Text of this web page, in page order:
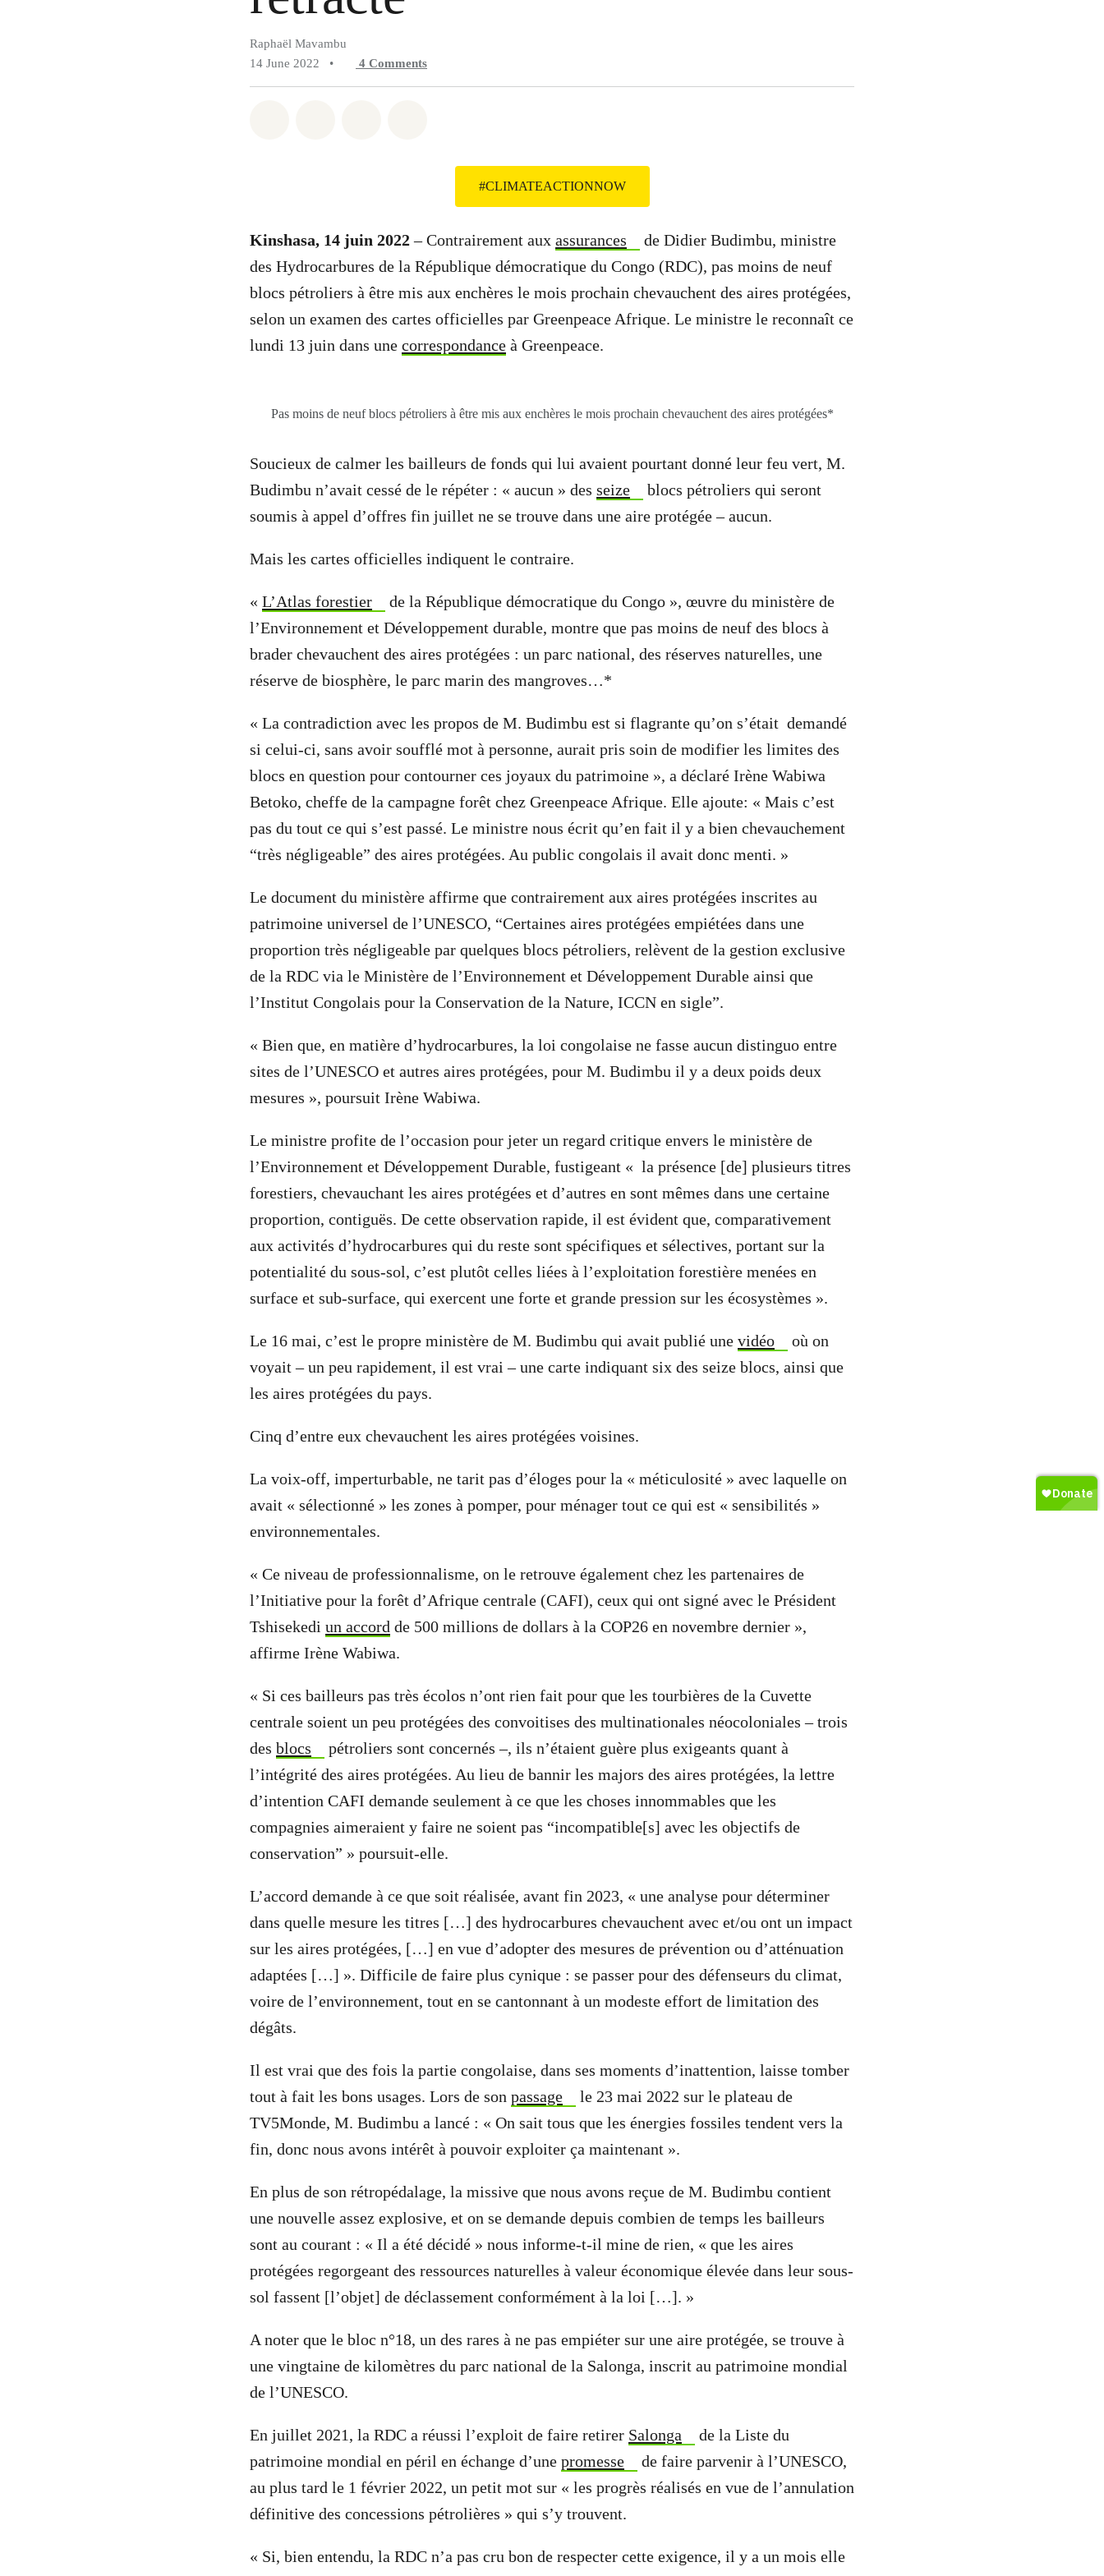
Raphaël Mavambu
14 June 2022
• 4 Comments
#CLIMATEACTIONNOW
Kinshasa, 14 juin 2022– Contrairement aux assurances
de Didier Budimbu, ministre
des Hydrocarbures de la République démocratique du Congo (RDC), pas moins de neuf
blocs pétroliers à être mis aux enchères le mois prochain chevauchent des aires protégées,
selon un examen des cartes officielles par Greenpeace Afrique. Le ministre le reconnaît ce
lundi 13 juin dans une correspondance à Greenpeace.
Pas moins de neuf blocs pétroliers à être mis aux enchères le mois prochain chevauchent des aires protégées*
Soucieux de calmer les bailleurs de fonds qui lui avaient pourtant donné leur feu vert, M.
Budimbu n’avait cessé de le répéter : « aucun » des seize
blocs pétroliers qui seront
soumis à appel d’offres fin juillet ne se trouve dans une aire protégée – aucun.
Mais les cartes officielles indiquent le contraire.
« L’Atlas forestier
de la République démocratique du Congo », œuvre du ministère de
l’Environnement et Développement durable, montre que pas moins de neuf des blocs à
brader chevauchent des aires protégées : un parc national, des réserves naturelles, une
réserve de biosphère, le parc marin des mangroves…*
« La contradiction avec les propos de M. Budimbu est si flagrante qu’on s’était demandé
si celui-ci, sans avoir soufflé mot à personne, aurait pris soin de modifier les limites des
blocs en question pour contourner ces joyaux du patrimoine », a déclaré Irène Wabiwa
Betoko, cheffe de la campagne forêt chez Greenpeace Afrique. Elle ajoute: « Mais c’est
pas du tout ce qui s’est passé. Le ministre nous écrit qu’en fait il y a bien chevauchement
“très négligeable” des aires protégées. Au public congolais il avait donc menti. »
Le document du ministère affirme que contrairement aux aires protégées inscrites au
patrimoine universel de l’UNESCO, “Certaines aires protégées empiétées dans une
proportion très négligeable par quelques blocs pétroliers, relèvent de la gestion exclusive
de la RDC via le Ministère de l’Environnement et Développement Durable ainsi que
l’Institut Congolais pour la Conservation de la Nature, ICCN en sigle”.
« Bien que, en matière d’hydrocarbures, la loi congolaise ne fasse aucun distinguo entre
sites de l’UNESCO et autres aires protégées, pour M. Budimbu il y a deux poids deux
mesures », poursuit Irène Wabiwa.
Le ministre profite de l’occasion pour jeter un regard critique envers le ministère de
l’Environnement et Développement Durable, fustigeant « la présence [de] plusieurs titres
forestiers, chevauchant les aires protégées et d’autres en sont mêmes dans une certaine
proportion, contiguës. De cette observation rapide, il est évident que, comparativement
aux activités d’hydrocarbures qui du reste sont spécifiques et sélectives, portant sur la
potentialité du sous-sol, c’est plutôt celles liées à l’exploitation forestière menées en
surface et sub-surface, qui exercent une forte et grande pression sur les écosystèmes ».
Le 16 mai, c’est le propre ministère de M. Budimbu qui avait publié une vidéo
où on
voyait – un peu rapidement, il est vrai – une carte indiquant six des seize blocs, ainsi que
les aires protégées du pays.
Cinq d’entre eux chevauchent les aires protégées voisines.
La voix-off, imperturbable, ne tarit pas d’éloges pour la « méticulosité » avec laquelle on
avait « sélectionné » les zones à pomper, pour ménager tout ce qui est « sensibilités »
environnementales.
« Ce niveau de professionnalisme, on le retrouve également chez les partenaires de
l’Initiative pour la forêt d’Afrique centrale (CAFI), ceux qui ont signé avec le Président
Tshisekedi un accord de 500 millions de dollars à la COP26 en novembre dernier »,
affirme Irène Wabiwa.
« Si ces bailleurs pas très écolos n’ont rien fait pour que les tourbières de la Cuvette
centrale soient un peu protégées des convoitises des multinationales néocoloniales – trois
des blocs
pétroliers sont concernés –, ils n’étaient guère plus exigeants quant à
l’intégrité des aires protégées. Au lieu de bannir les majors des aires protégées, la lettre
d’intention CAFI demande seulement à ce que les choses innommables que les
compagnies aimeraient y faire ne soient pas “incompatible[s] avec les objectifs de
conservation” » poursuit-elle.
L’accord demande à ce que soit réalisée, avant fin 2023, « une analyse pour déterminer
dans quelle mesure les titres […] des hydrocarbures chevauchent avec et/ou ont un impact
sur les aires protégées, […] en vue d’adopter des mesures de prévention ou d’atténuation
adaptées […] ». Difficile de faire plus cynique : se passer pour des défenseurs du climat,
voire de l’environnement, tout en se cantonnant à un modeste effort de limitation des
dégâts.
Il est vrai que des fois la partie congolaise, dans ses moments d’inattention, laisse tomber
tout à fait les bons usages. Lors de son passage
le 23 mai 2022 sur le plateau de
TV5Monde, M. Budimbu a lancé : « On sait tous que les énergies fossiles tendent vers la
fin, donc nous avons intérêt à pouvoir exploiter ça maintenant ».
En plus de son rétropédalage, la missive que nous avons reçue de M. Budimbu contient
une nouvelle assez explosive, et on se demande depuis combien de temps les bailleurs
sont au courant : « Il a été décidé » nous informe-t-il mine de rien, « que les aires
protégées regorgeant des ressources naturelles à valeur économique élevée dans leur sous-
sol fassent [l’objet] de déclassement conformément à la loi […]. »
A noter que le bloc n°18, un des rares à ne pas empiéter sur une aire protégée, se trouve à
une vingtaine de kilomètres du parc national de la Salonga, inscrit au patrimoine mondial
de l’UNESCO.
En juillet 2021, la RDC a réussi l’exploit de faire retirer Salonga
de la Liste du
patrimoine mondial en péril en échange d’une promesse
de faire parvenir à l’UNESCO,
au plus tard le 1 février 2022, un petit mot sur « les progrès réalisés en vue de l’annulation
définitive des concessions pétrolières » qui s’y trouvent.
« Si, bien entendu, la RDC n’a pas cru bon de respecter cette exigence, il y a un mois elle